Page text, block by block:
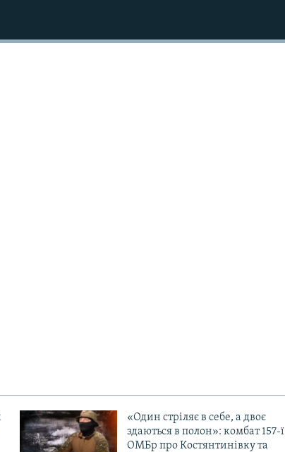
«Один стріляє в себе, а двоє
здаються в полон»: комбат 157-ї
ОМБр про Костянтинівку та